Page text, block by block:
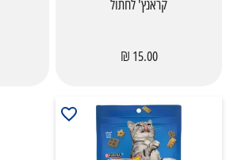
קראנץ' לחתול
15.00 ₪